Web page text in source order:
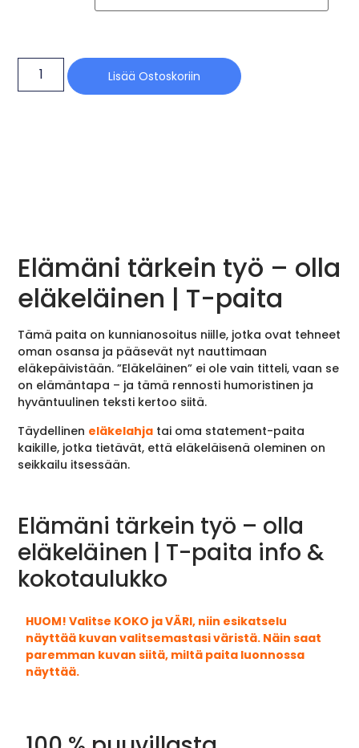
Lisää Ostoskoriin
Elämäni tärkein työ – olla
eläkeläinen | T-paita
Tämä paita on kunnianosoitus niille, jotka ovat tehneet
oman osansa ja pääsevät nyt nauttimaan
eläkepäivistään. ”Eläkeläinen” ei ole vain titteli, vaan se
on elämäntapa – ja tämä rennosti humoristinen ja
hyväntuulinen teksti kertoo siitä.
Täydellinen eläkelahja tai oma statement-paita
kaikille, jotka tietävät, että eläkeläisenä oleminen on
seikkailu itsessään.
Elämäni tärkein työ – olla
eläkeläinen | T-paita info &
kokotaulukko
HUOM! Valitse KOKO ja VÄRI, niin esikatselu
näyttää kuvan valitsemastasi väristä. Näin saat
paremman kuvan siitä, miltä paita luonnossa
näyttää.